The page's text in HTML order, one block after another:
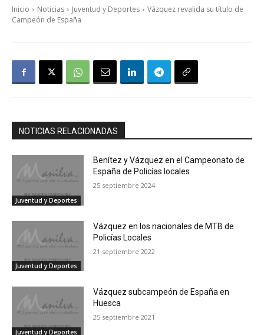
Inicio Noticias Juventud y Deportes
Vázquez revalida su título de
Campeón de España
NOTICIAS RELACIONADAS
Juventud y Deportes
Benítez y Vázquez en el Campeonato de
España de Policías locales
25 septiembre 2024
Juventud y Deportes
Vázquez en los nacionales de MTB de
Policías Locales
21 septiembre 2022
Juventud y Deportes
Vázquez subcampeón de España en
Huesca
25 septiembre 2021